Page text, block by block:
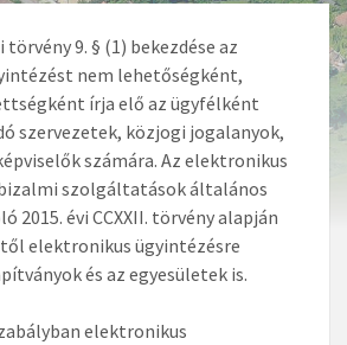
9. § (1) bekezdése az
nem lehetőségként,
írja elő az ügyfélként
szervezetek, közjogi jogalanyok,
számára. Az elektronikus
szolgáltatások általános
2015. évi CCXXII. törvény alapján
elektronikus ügyintézésre
és az egyesületek is.
elektronikus